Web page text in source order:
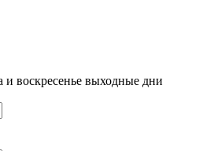
и воскресенье выходные дни